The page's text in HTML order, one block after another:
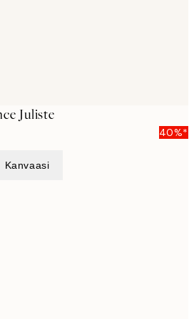
Juliste
40%*
Kanvaasi